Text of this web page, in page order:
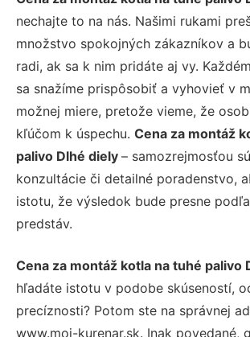
nechajte to na nás. Našimi rukami
množstvo spokojných zákazníkov a
radi, ak sa k nim pridáte aj vy.
sa snažíme prispôsobiť a vyhovieť v
možnej miere, pretože vieme, že
kľúčom k úspechu. Cena za montáž
palivo Dlhé diely – samozrejmosťou
konzultácie či detailné poradenstvo,
istotu, že výsledok bude presne
predstáv.
Cena za montáž kotla na tuhé palivo
hľadáte istotu v podobe skúseností,
precíznosti? Potom ste na správnej
www.moj-kurenar.sk. Inak povedané,